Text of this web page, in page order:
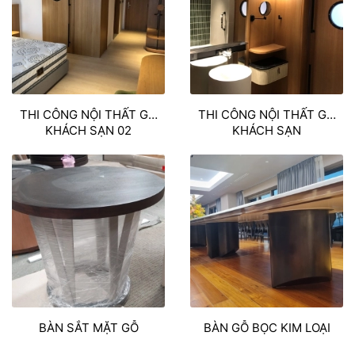
THI CÔNG NỘI THẤT GỖ
KHÁCH SẠN 02
THI CÔNG NỘI THẤT GỖ
KHÁCH SẠN
BÀN SẮT MẶT GỖ BÀN GỖ BỌC KIM LOẠI